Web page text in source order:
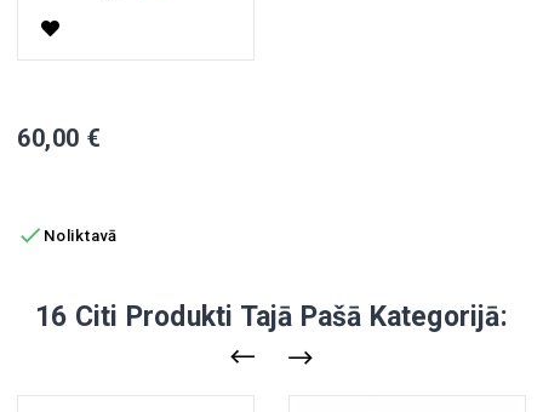
Cena
60,00 €
 Noliktavā
16 Citi Produkti Tajā Pašā Kategorijā: